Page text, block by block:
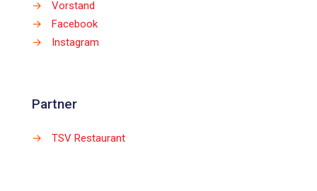
→
Vorstand
→
Facebook
→
Instagram
Partner
→ TSV Restaurant